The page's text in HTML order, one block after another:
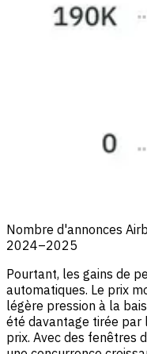
Nombre d'annonces
2024–2025
Pourtant, les gains de
automatiques. Le prix
légère pression à la
été davantage tirée par
prix. Avec des fenêtres